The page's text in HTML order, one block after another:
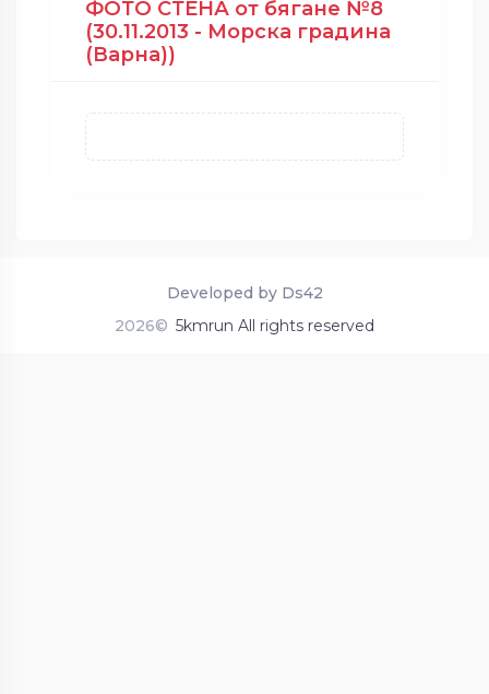
ФОТО СТЕНА от бягане №8
(30.11.2013 - Морска градина
(Варна))
2026© 5kmrun All rights reserved
Developed by Ds42